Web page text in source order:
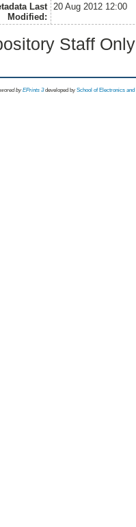
Last
Modified:
20 Aug 2012 12:00
Staff
byEPrints 3 developed by School of Electronics